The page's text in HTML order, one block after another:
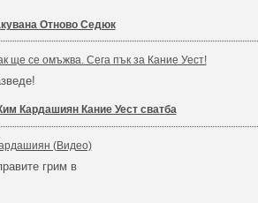
Отново Седюк
ще се омъжва. Сега пък за Кание Уест!
Кардашиян Кание Уест сватба
(Видео)
грим в